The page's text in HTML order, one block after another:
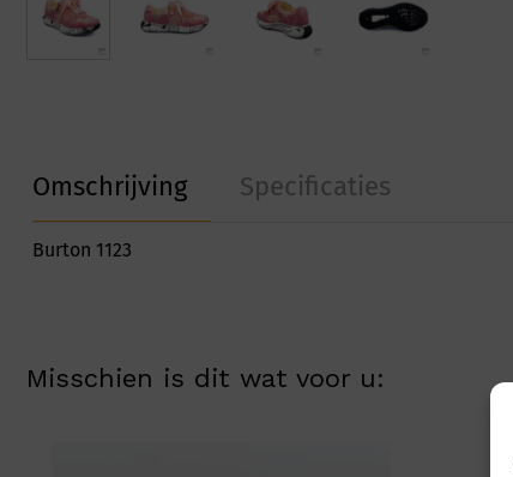
Omschrijving Specificaties
Burton 1123
Misschien is dit wat voor u: